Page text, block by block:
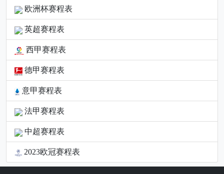
欧洲杯赛程表
英超赛程表
西甲赛程表
德甲赛程表
意甲赛程表
法甲赛程表
中超赛程表
2023欧冠赛程表